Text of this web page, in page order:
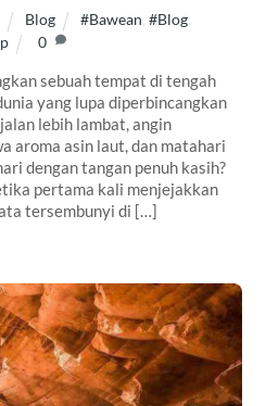
Blog #Bawean ,#Blog
0
sebuah tempat di tengah
yang lupa diperbincangkan
lebih lambat, angin
aroma asin laut, dan matahari
dengan tangan penuh kasih?
pertama kali menjejakkan
tersembunyi di […]